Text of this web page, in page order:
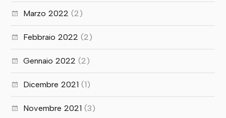
Marzo 2022 (2)
Febbraio 2022 (2)
Gennaio 2022 (2)
Dicembre 2021 (1)
Novembre 2021 (3)